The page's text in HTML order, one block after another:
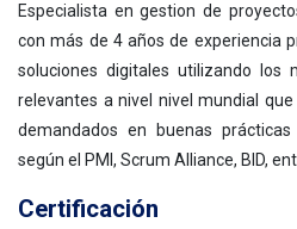
Especialista en gestion de
con más de 4 años de experiencia
soluciones digitales utilizando los
relevantes a nivel nivel mundial
demandados en buenas
según el PMI, Scrum Alliance, BID,
Certificación